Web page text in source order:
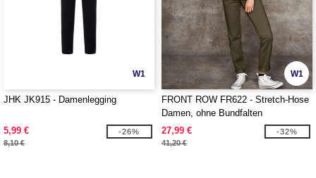
W1
JHK JK915 - Damenlegging
5,99 €
8,10 €
-26%
W1
FRONT ROW FR622 - Stretch-Hose
Damen, ohne Bundfalten
27,99 €
41,20 €
-32%